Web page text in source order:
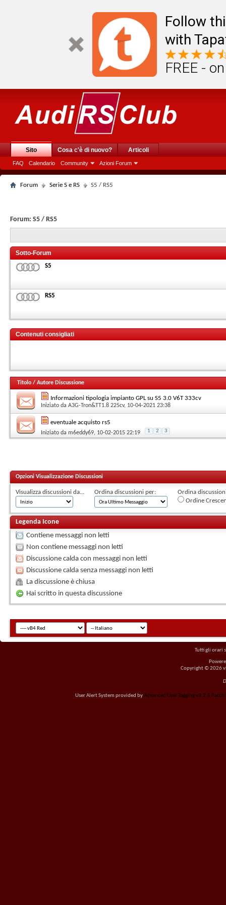
Follow
with
FREE -
Sito
FAQ Calendario Community Azioni Forum
Cosa c'è di nuovo? Articoli
Forum Serie S e RS S5 / RS5
Forum: S5 / RS5
Sotto-Forum
S5
RS5
Contenuti consigliati
Titolo / Autore Discussione
Informazioni tipologia impianto GPL su S5 3.0 V6T 333cv
Iniziato da A3G-Tron&TT1.8 225cv, 10-04-2021 23:38
eventuale acquisto rs5
Iniziato da m6eddy69, 10-02-2015 22:19 1 2 3
Opzioni Visualizzazione Discussioni
Visualizza discussioni da... Ordina discussioni per:
Ordina
Ordine
Legenda Icone
Contiene messaggi non letti
Non contiene messaggi non letti
Discussione calda con messaggi non letti
Discussione calda senza messaggi non letti
La discussione è chiusa
Hai scritto in questa discussione
Tutti gli orari
Copyright © 2026
User Alert System provided byAdvanced User Tagging v3.2.5 Patch